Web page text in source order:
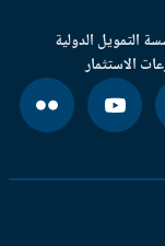
الدولية
الاستثمار